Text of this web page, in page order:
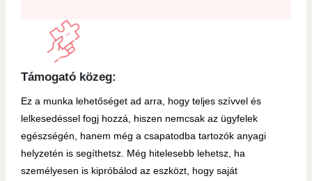
Támogató közeg:
Ez a munka lehetőséget ad arra, hogy teljes szívvel és
lelkesedéssel fogj hozzá, hiszen nemcsak az ügyfelek
egészségén, hanem még a csapatodba tartozók anyagi
helyzetén is segíthetsz. Még hitelesebb lehetsz, ha
személyesen is kipróbálod az eszközt, hogy saját